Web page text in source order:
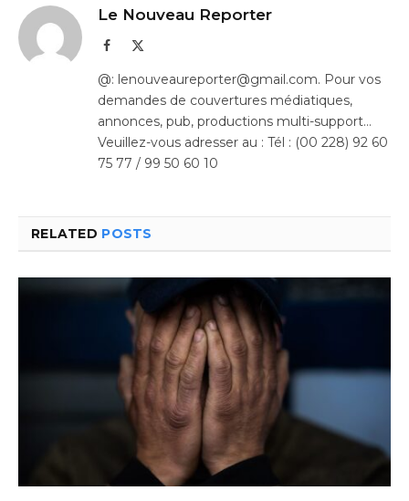
Le Nouveau Reporter
Facebook
@: lenouveaureporter@gmail.com. Pour vos
demandes de couvertures médiatiques,
annonces, pub, productions multi-support…
Veuillez-vous adresser au : Tél : (00 228) 92 60
75 77 / 99 50 60 10
RELATED POSTS